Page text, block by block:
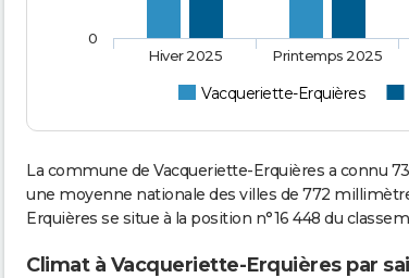
Vacqueriette-Erquières
Hiver 2025 Printemps 2025
0
La commune de Vacqueriette-Erquières a connu
une moyenne nationale des villes de 772
Erquières se situe à la position n°16 448 du
Climat à Vacqueriette-Erquières par